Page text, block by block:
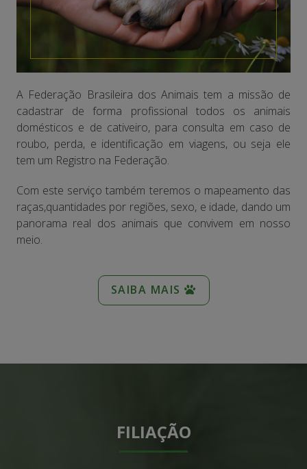
A Federação Brasileira dos Animais tem a missão de
cadastrar de forma profissional todos os animais
domésticos e de cativeiro, para consulta em caso de
roubo, perda, e identificação em viagens, ou seja ele
tem um Registro na Federação.
Com este serviço também teremos o mapeamento das
raças,quantidades por regiões, sexo, e idade, dando um
panorama real dos animais que convivem em nosso
meio.
SAIBA MAIS
FILIAÇÃO